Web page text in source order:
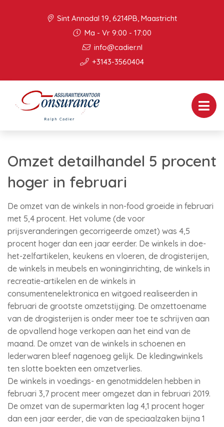
Sint Annadal 19, 6214PB, Maastricht
Ma - Vr 9:00 - 17:00
info@cadier.nl
+3143-3560404
Omzet detailhandel 5 procent
hoger in februari
De omzet van de winkels in non-food groeide in februari
met 5,4 procent. Het volume (de voor
prijsveranderingen gecorrigeerde omzet) was 4,5
procent hoger dan een jaar eerder. De winkels in doe-
het-zelfartikelen, keukens en vloeren, de drogisterijen,
de winkels in meubels en woninginrichting, de winkels in
recreatie-artikelen en de winkels in
consumentenelektronica en witgoed realiseerden in
februari de grootste omzetstijging. De omzettoename
van de drogisterijen is onder meer toe te schrijven aan
de opvallend hoge verkopen aan het eind van de
maand. De omzet van de winkels in schoenen en
lederwaren bleef nagenoeg gelijk. De kledingwinkels
ten slotte boekten een omzetverlies.
De winkels in voedings- en genotmiddelen hebben in
februari 3,7 procent meer omgezet dan in februari 2019.
De omzet van de supermarkten lag 4,1 procent hoger
dan een jaar eerder, die van de speciaalzaken bijna 1